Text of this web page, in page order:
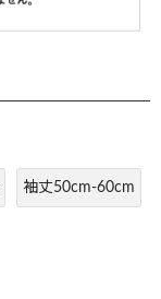
袖丈50cm-60cm